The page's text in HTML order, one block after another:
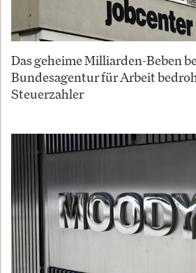
Das geheime Milliarden-Beben
Bundesagentur für Arbeit
Steuerzahler